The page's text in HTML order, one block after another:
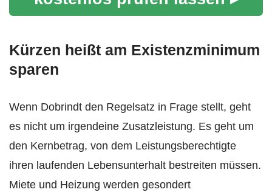
Kürzen heißt am Existenzminimum
sparen
Wenn Dobrindt den Regelsatz in Frage stellt, geht
es nicht um irgendeine Zusatzleistung. Es geht um
den Kernbetrag, von dem Leistungsberechtigte
ihren laufenden Lebensunterhalt bestreiten müssen.
Miete und Heizung werden gesondert